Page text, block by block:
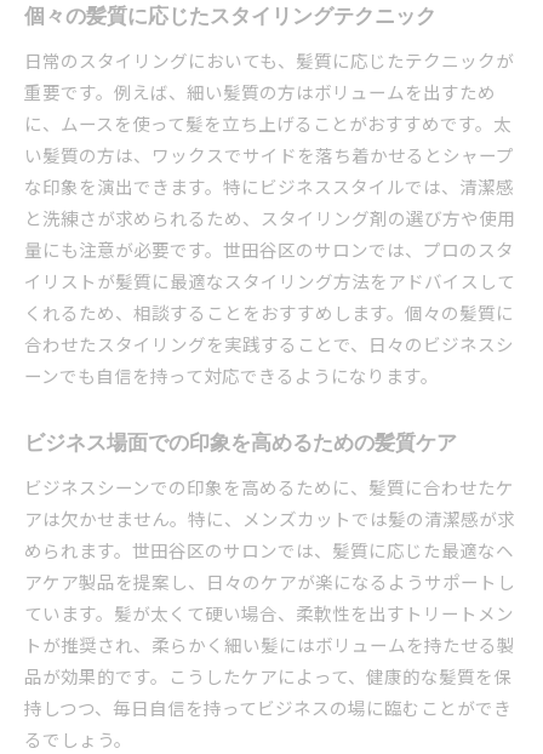
個々の髪質に応じたスタイリングテクニック
日常のスタイリングにおいても、髪質に応じたテクニックが
重要です。例えば、細い髪質の方はボリュームを出すため
に、ムースを使って髪を立ち上げることがおすすめです。太
い髪質の方は、ワックスでサイドを落ち着かせるとシャープ
な印象を演出できます。特にビジネススタイルでは、清潔感
と洗練さが求められるため、スタイリング剤の選び方や使用
量にも注意が必要です。世田谷区のサロンでは、プロのスタ
イリストが髪質に最適なスタイリング方法をアドバイスして
くれるため、相談することをおすすめします。個々の髪質に
合わせたスタイリングを実践することで、日々のビジネスシ
ーンでも自信を持って対応できるようになります。
ビジネス場面での印象を高めるための髪質ケア
ビジネスシーンでの印象を高めるために、髪質に合わせたケ
アは欠かせません。特に、メンズカットでは髪の清潔感が求
められます。世田谷区のサロンでは、髪質に応じた最適なヘ
アケア製品を提案し、日々のケアが楽になるようサポートし
ています。髪が太くて硬い場合、柔軟性を出すトリートメン
トが推奨され、柔らかく細い髪にはボリュームを持たせる製
品が効果的です。こうしたケアによって、健康的な髪質を保
持しつつ、毎日自信を持ってビジネスの場に臨むことができ
るでしょう。